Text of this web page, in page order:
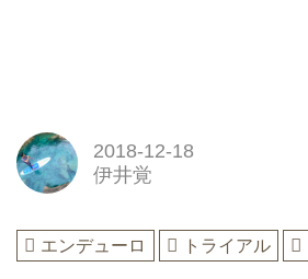
2018-12-18
伊井覚
エンデューロ トライアル